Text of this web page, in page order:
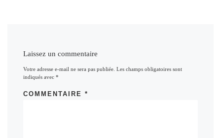
Laissez un commentaire
Votre adresse e-mail ne sera pas publiée. Les champs obligatoires sont
indiqués avec*
COMMENTAIRE*